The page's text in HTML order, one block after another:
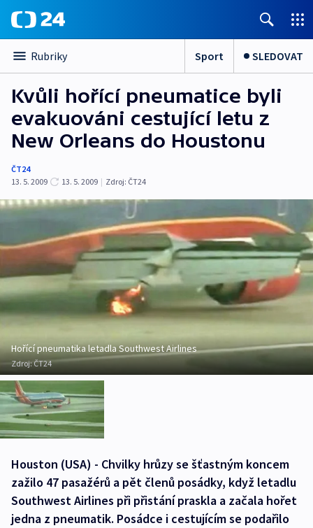
Rubriky Sport SLEDOVAT
Kvůli hořící pneumatice byli
evakuováni cestující letu z
New Orleans do Houstonu
ČT24
13. 5. 2009
13. 5. 2009 | Zdroj: ČT24
Hořící pneumatika letadla Southwest Airlines
Zdroj:ČT24
Houston (USA) - Chvilky hrůzy se šťastným koncem
zažilo 47 pasažérů a pět členů posádky, když letadlu
Southwest Airlines při přistání praskla a začala hořet
jedna z pneumatik. Posádce i cestujícím se podařilo